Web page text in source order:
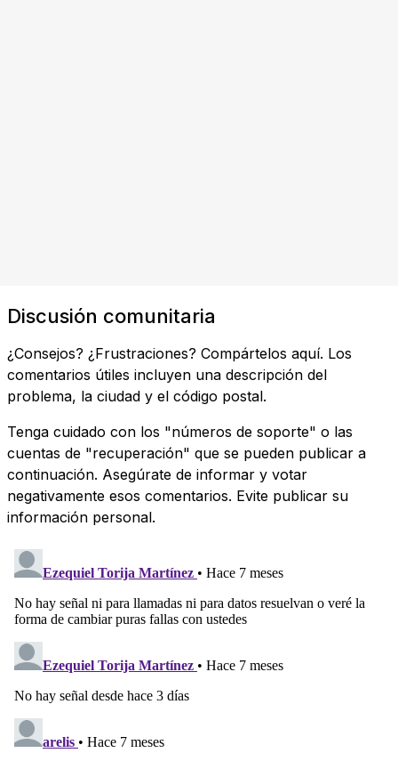
Discusión comunitaria
¿Consejos? ¿Frustraciones? Compártelos aquí. Los
comentarios útiles incluyen una descripción del
problema, la ciudad y el código postal.
Tenga cuidado con los "números de soporte" o las
cuentas de "recuperación" que se pueden publicar a
continuación. Asegúrate de informar y votar
negativamente esos comentarios. Evite publicar su
información personal.